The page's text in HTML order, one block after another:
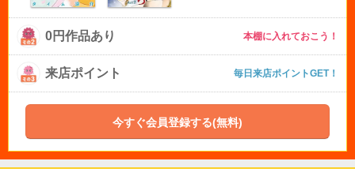
0円作品あり 本棚に入れておこう！
来店ポイント 毎日来店ポイントGET！
今すぐ会員登録する(無料)